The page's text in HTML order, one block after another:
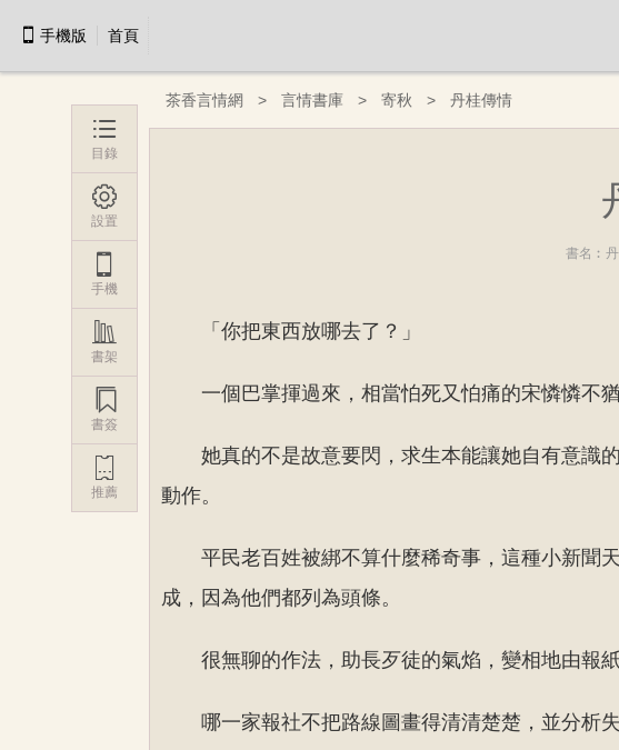
手機版 首頁
茶香言情網 言情書庫 寄秋 丹桂傳情
書名︰
「你把東西放哪去了？」
一個巴掌揮過來，相當怕死又怕痛的宋憐憐不
她真的不是故意要閃，求生本能讓她自有意識
動作。
平民老百姓被綁不算什麼稀奇事，這種小新聞
成，因為他們都列為頭條。
很無聊的作法，助長歹徒的氣焰，變相地由報
哪一家報社不把路線圖畫得清清楚楚，並分析

目錄

設置
手機

書架

書簽

推薦